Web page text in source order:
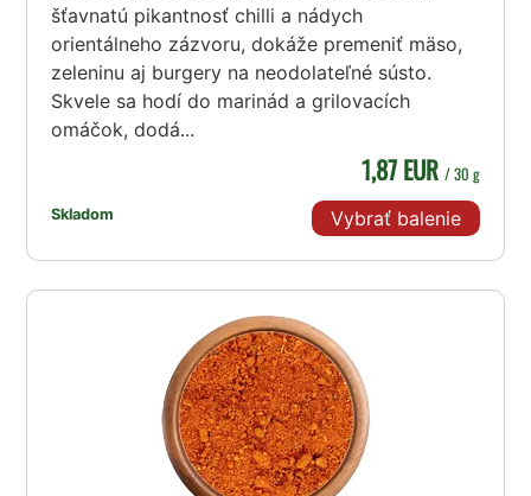
šťavnatú pikantnosť chilli a nádych
orientálneho zázvoru, dokáže premeniť mäso,
zeleninu aj burgery na neodolateľné sústo.
Skvele sa hodí do marinád a grilovacích
omáčok, dodá...
Skladom
1,87 EUR / 30 g
Vybrať balenie